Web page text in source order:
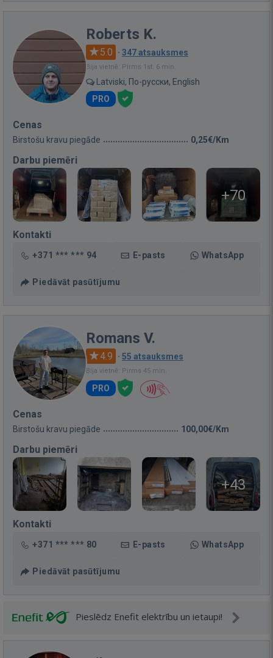
Roberts K.
5.0 · 347 atsauksmes
Bija vietnē: Pirms 1st. 6 min.
Latviski, По-русски, English
PRO
Cenas
Birstošu kravu piegāde 0,25€/Km
Darbu piemēri
+70
Kontakti
+371 *** *** 94 E-pasts WhatsApp
Piedāvāt pasūtījumu
Romans V.
4.9 · 55 atsauksmes
Bija vietnē: Pirms 45 min.
PRO
Cenas
Birstošu kravu piegāde 100,00€/Km
Darbu piemēri
+43
Kontakti
+371 *** *** 80 E-pasts WhatsApp
Piedāvāt pasūtījumu
Pieslēdz Enefit elektrību un ietaupi!